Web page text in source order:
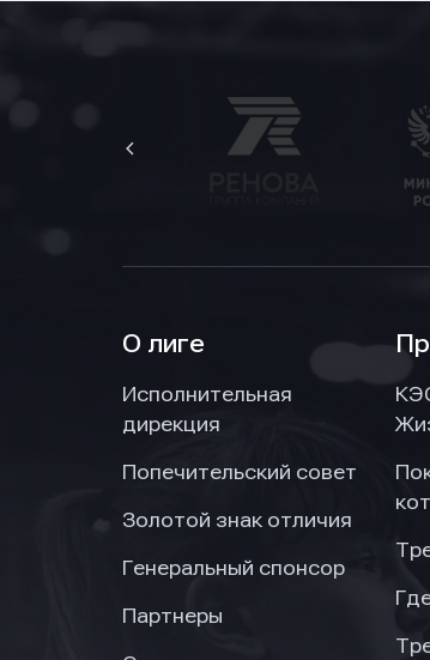
О лиге
Исполнительная
дирекция
Попечительский совет
Золотой знак отличия
Генеральный спонсор
Партнеры